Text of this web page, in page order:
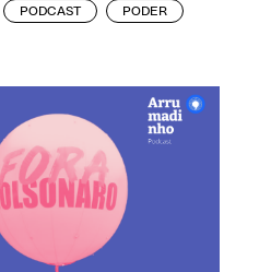
PODCAST PODER